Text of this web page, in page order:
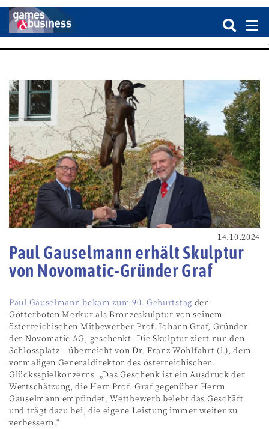
14.10.2024
Paul Gauselmann erhält Skulptur
von Novomatic-Gründer Graf
Paul Gauselmann bekam zum 90. Geburtstag den
Götterboten Merkur als Bronzeskulptur von seinem
österreichischen Mitbewerber Prof. Johann Graf, Gründer
der Novomatic AG, geschenkt. Die Skulptur ziert nun den
Schlossplatz – überreicht von Dr. Franz Wohlfahrt (l.), dem
vormaligen Generaldirektor des österreichischen
Glücksspielkonzerns. „Das Geschenk ist ein Ausdruck der
Wertschätzung, die Herr Prof. Graf gegenüber Herrn
Gauselmann empfindet. Wettbewerb belebt das Geschäft
und trägt dazu bei, die eigene Leistung immer weiter zu
verbessern.“